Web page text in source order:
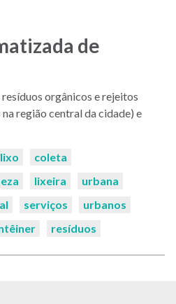
de
orgânicos e rejeitos
região central da cidade) e
lixo
coleta
lixeira
urbana
serviços
urbanos
resíduos